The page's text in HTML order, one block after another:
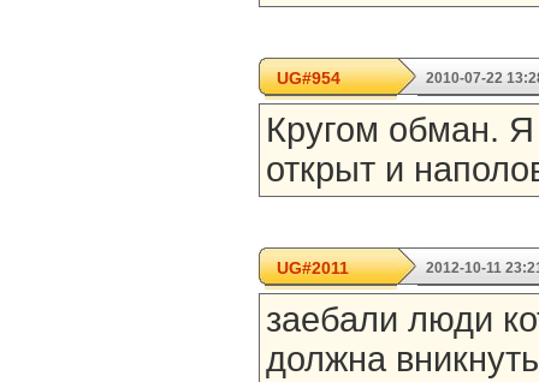
UG#954 2010-07-22
Кругом обман.
открыт и
UG#2011 2012-10-11
заебали люди
должна